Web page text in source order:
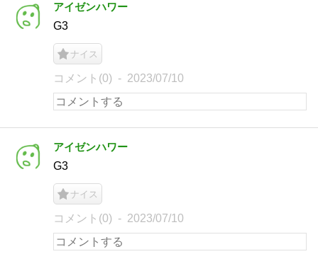
アイゼンハワー
G3
ナイス
コメント(0) 2023/07/10
アイゼンハワー
G3
ナイス
コメント(0) 2023/07/10